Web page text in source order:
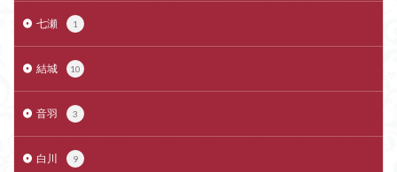
七瀬 1
結城 10
音羽 3
白川 9